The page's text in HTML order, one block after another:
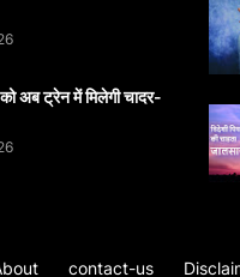
अब ट्रेन में मिलेगी चादर-
contact-us